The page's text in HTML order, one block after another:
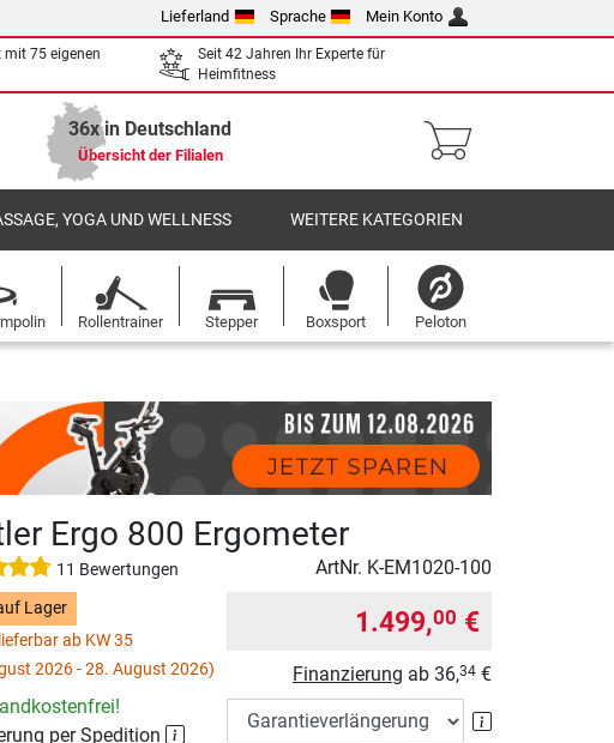
Lieferland Sprache Mein Konto
mit 75 eigenen
Seit 42 Jahren Ihr Experte für
Heimfitness
36x in Deutschland
Übersicht der Filialen
YOGA UND WELLNESS WEITERE KATEGORIEN
Rollentrainer Stepper Boxsport Peloton
Ergo 800 Ergometer
11 Bewertungen ArtNr. K-EM1020-100
Lager
ab KW 35
2026 - 28. August 2026)
per Spedition
1.499,00 €
Finanzierung ab 36,34 €